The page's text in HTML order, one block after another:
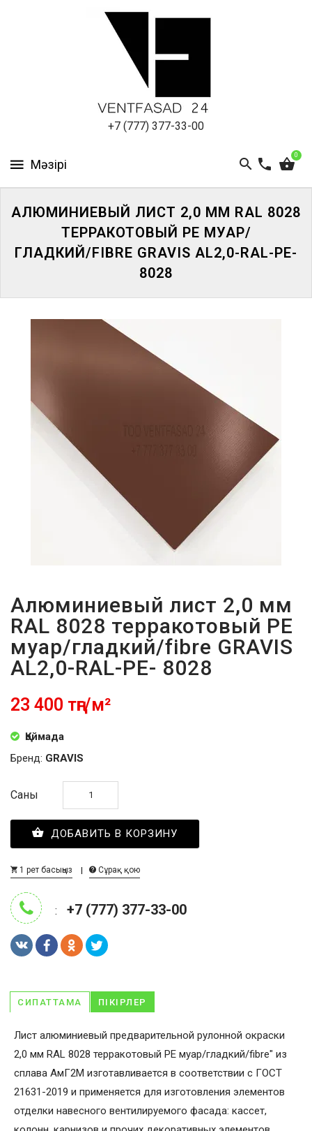
+7 (777) 377-33-00
0
ПАНЕЛИ
АЛЮМИНИЕВЫЙ ЛИСТ 2,0 ММ RAL 8028
ТЕРРАКОТОВЫЙ PE МУАР/
ГЛАДКИЙ/FIBRE GRAVIS AL2,0-RAL-PE-
8028
Алюминиевый лист 2,0 мм
RAL 8028 терракотовый PE
муар/гладкий/fibre GRAVIS
AL2,0-RAL-PE- 8028
23 400 тңг/м²
Қоймада
Бренд: GRAVIS
Саны
ДОБАВИТЬ В КОРЗИНУ
1 рет басыңыз Сұрақ қою
: +7 (777) 377-33-00
СИПАТТАМА ПІКІРЛЕР
Лист алюминиевый предварительной рулонной окраски
2,0 мм RAL 8028 терракотовый PE муар/гладкий/fibre" из
сплава АмГ2М изготавливается в соответствии с ГОСТ
21631-2019 и применяется для изготовления элементов
отделки навесного вентилируемого фасада: кассет,